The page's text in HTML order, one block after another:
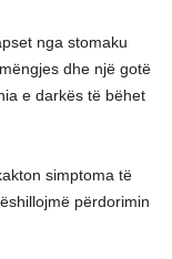
nga stomaku
dhe një gotë
e darkës të bëhet
simptoma të
përdorimin